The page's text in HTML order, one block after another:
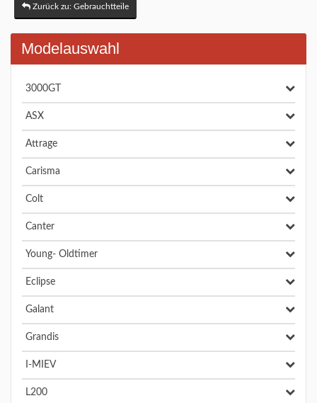
Zurück zu: Gebrauchtteile
Modelauswahl
3000GT
ASX
Attrage
Carisma
Colt
Canter
Young- Oldtimer
Eclipse
Galant
Grandis
I-MIEV
L200